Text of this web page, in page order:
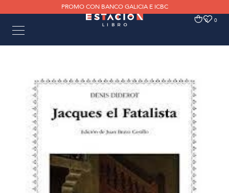
PROMO CON BANCO GALICIA E ICBC
0 0